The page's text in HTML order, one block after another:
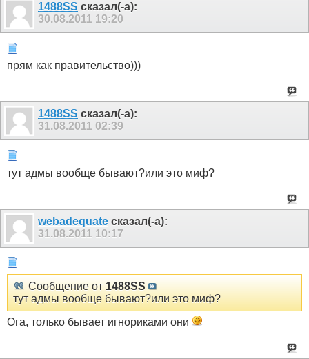
1488SS сказал(-а):
30.08.2011 19:20
прям как правительство)))
1488SS сказал(-а):
31.08.2011 02:39
тут адмы вообще бывают?или это миф?
webadequate сказал(-а):
31.08.2011 10:17
Сообщение от 1488SS
тут адмы вообще бывают?или это миф?
Ога, только бывает игнориками они